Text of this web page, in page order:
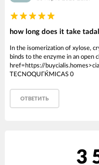
how long does it take
In the isomerization of xylose,
binds to the enzyme in an open
href=https://
TECNOQUГЌMICAS 0
ОТВЕТИТЬ
3